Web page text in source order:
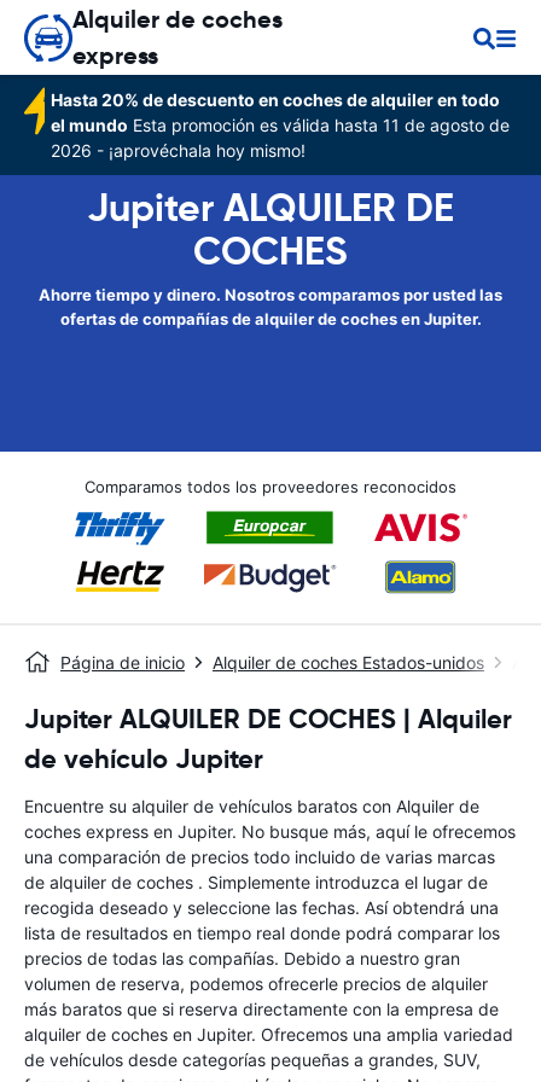
Alquiler de coches
express
Hasta 20% de descuento en coches de alquiler en todo
el mundo Esta promoción es válida hasta 11 de agosto de
2026 - ¡aprovéchala hoy mismo!
Jupiter ALQUILER DE
COCHES
Ahorre tiempo y dinero. Nosotros comparamos por usted las
ofertas de compañías de alquiler de coches en Jupiter.
Comparamos todos los proveedores reconocidos
Página de inicio Alquiler de coches Estados-unidos
Jupiter ALQUILER DE COCHES | Alquiler
de vehículo Jupiter
Encuentre su alquiler de vehículos baratos con Alquiler de
coches express en Jupiter. No busque más, aquí le ofrecemos
una comparación de precios todo incluido de varias marcas
de alquiler de coches . Simplemente introduzca el lugar de
recogida deseado y seleccione las fechas. Así obtendrá una
lista de resultados en tiempo real donde podrá comparar los
precios de todas las compañías. Debido a nuestro gran
volumen de reserva, podemos ofrecerle precios de alquiler
más baratos que si reserva directamente con la empresa de
alquiler de coches en Jupiter. Ofrecemos una amplia variedad
de vehículos desde categorías pequeñas a grandes, SUV,